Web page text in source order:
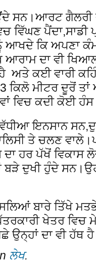
ਸਨ।ਆਰਟ ਗੈਲਰੀ
ਵਿੱਘਣ ਪੈਂਦਾ,ਸਾਡੀ
ਆਖਦੇ ਕਿ ਅਪਣਾ
ਆਰਾਮ ਦਾ ਵੀ
ਅਤੇ ਕਈ ਵਾਰੀ
ਕਿਲੋ ਮੀਟਰ ਦੂਰੋਂ
ਵਿਚ ਕਦੀ ਕੋਈ
ਇਨਸਾਨ
ਤੇ ਚਲਣ
ਹਰ ਪੱਖੋਂ ਵਿਕਾਸ
ਬੜੇ ਦੁਖੀ ਹੁੰਦੇ
ਬਾਰੇ ਤਿੱਖੇ
ਖੇਤਰ ਵਿਚ
ਉਨ੍ਹਾਂ ਦਾ ਵੀ ਹੱਥ
ਲੇਖ.